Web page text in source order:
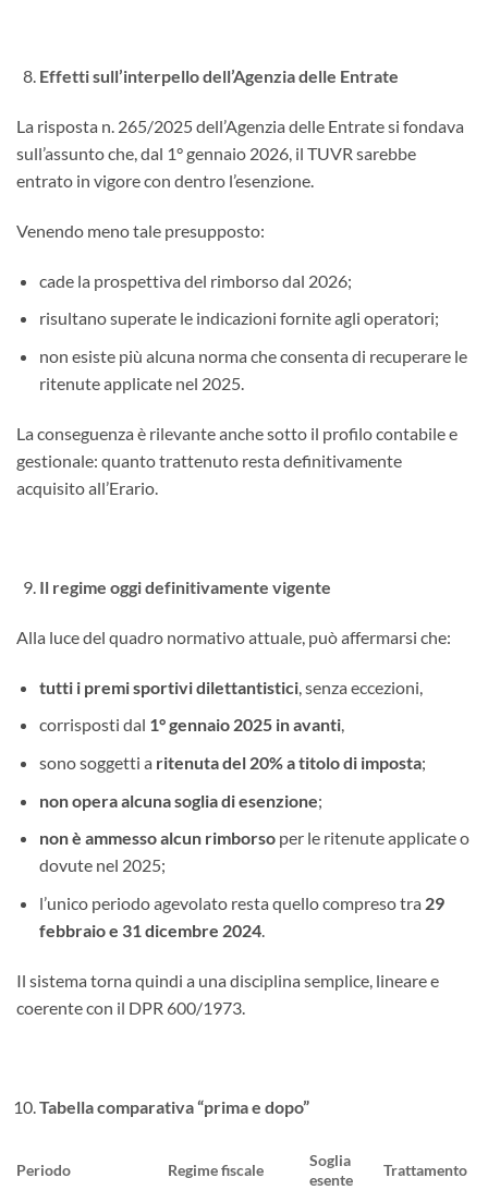
Effetti sull’interpello dell’Agenzia delle Entrate
La risposta n. 265/2025 dell’Agenzia delle Entrate si fondava
sull’assunto che, dal 1° gennaio 2026, il TUVR sarebbe
entrato in vigore con dentro l’esenzione.
Venendo meno tale presupposto:
cade la prospettiva del rimborso dal 2026;
risultano superate le indicazioni fornite agli operatori;
non esiste più alcuna norma che consenta di recuperare le
ritenute applicate nel 2025.
La conseguenza è rilevante anche sotto il profilo contabile e
gestionale: quanto trattenuto resta definitivamente
acquisito all’Erario.
Il regime oggi definitivamente vigente
Alla luce del quadro normativo attuale, può affermarsi che:
tutti i premi sportivi dilettantistici, senza eccezioni,
corrisposti dal 1° gennaio 2025 in avanti,
sono soggetti a ritenuta del 20% a titolo di imposta;
non opera alcuna soglia di esenzione;
non è ammesso alcun rimborsoper le ritenute applicate o
dovute nel 2025;
l’unico periodo agevolato resta quello compreso tra 29
febbraio e 31 dicembre 2024.
Il sistema torna quindi a una disciplina semplice, lineare e
coerente con il DPR 600/1973.
Tabella comparativa “prima e dopo”
Periodo Regime fiscale
Soglia
esente
Trattamento